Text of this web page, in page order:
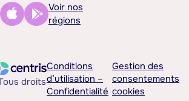
Voir nos
régions
droits
Conditions
d’utilisation –
Confidentialité
Gestion des
consentements
cookies